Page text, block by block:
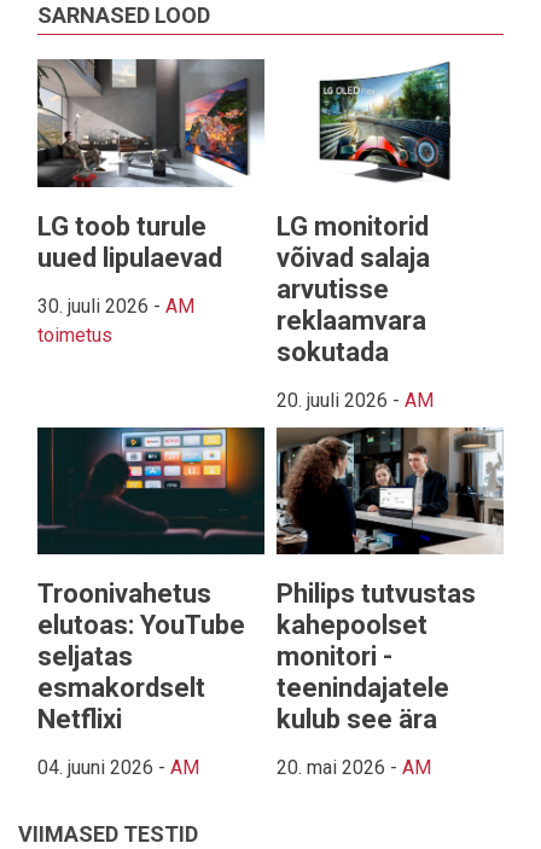
SARNASED LOOD
LG toob turule
uued lipulaevad
30. juuli 2026 - AM
toimetus
LG monitorid
võivad salaja
arvutisse
reklaamvara
sokutada
20. juuli 2026 - AM
Troonivahetus
elutoas: YouTube
seljatas
esmakordselt
Netflixi
04. juuni 2026 - AM
Philips tutvustas
kahepoolset
monitori -
teenindajatele
kulub see ära
20. mai 2026 - AM
VIIMASED TESTID